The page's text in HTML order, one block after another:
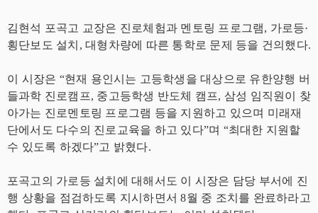
김현석 포곡고 교장은 진로체험과 멘토링 프로그램, 가로등·
횡단보도 설치, 대형차량에 따른 통학로 문제 등을 건의했다.
이 시장은 “현재 용인시는 고등학생을 대상으로 유한양행 버
들과학 진로캠프, 중고등학생 반도체 캠프, 삼성 임직원이 찾
아가는 진로멘토링 프로그램 등을 지원하고 있으며 미래재
단에서도 다수의 진로교육을 하고 있다”며 “최대한 지원할
수 있도록 하겠다”고 밝혔다.
포곡고의 가로등 설치에 대해서도 이 시장은 담당 부서에 진
행 상황을 점검하도록 지시하면서 8월 중 조치를 완료하라고